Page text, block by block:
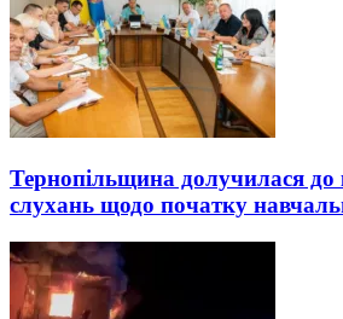
Тернопільщина долучилася до
слухань щодо початку